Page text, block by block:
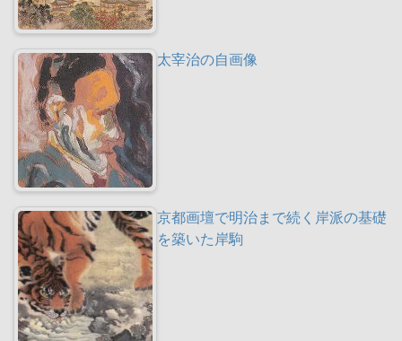
太宰治の自画像
京都画壇で明治まで続く岸派の基礎
を築いた岸駒